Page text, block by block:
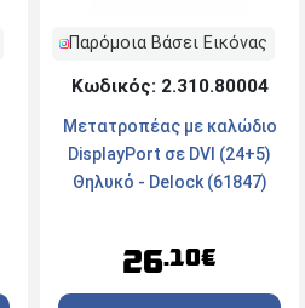
Παρόμοια Βάσει Εικόνας
Κωδικός: 2.310.80004
Μετατροπέας με καλώδιο
DisplayPort σε DVI (24+5)
Θηλυκό - Delock (61847)
26.10€